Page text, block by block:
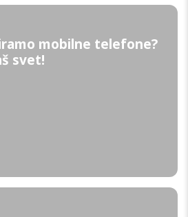
mobilne telefone?
svet!